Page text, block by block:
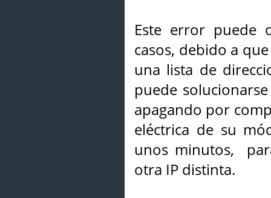
Este error puede
casos, debido a
una lista de
puede
apagando por
eléctrica de su
unos minutos,
otra IP distinta.